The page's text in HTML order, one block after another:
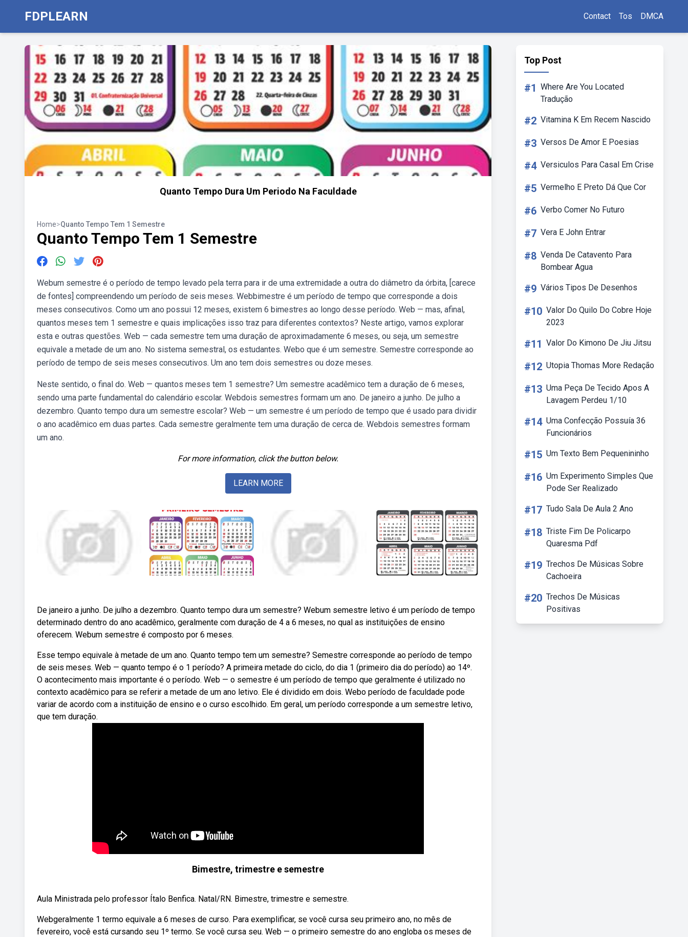
FDPLEARN Contact Tos DMCA
Quanto Tempo Dura Um Periodo Na Faculdade
Home>Quanto Tempo Tem 1 Semestre
Quanto Tempo Tem 1 Semestre
Webum semestre é o período de tempo levado pela terra para ir de uma extremidade a outra do diâmetro da órbita, [carece
de fontes] compreendendo um período de seis meses. Webbimestre é um período de tempo que corresponde a dois
meses consecutivos. Como um ano possui 12 meses, existem 6 bimestres ao longo desse período. Web — mas, afinal,
quantos meses tem 1 semestre e quais implicações isso traz para diferentes contextos? Neste artigo, vamos explorar
esta e outras questões. Web — cada semestre tem uma duração de aproximadamente 6 meses, ou seja, um semestre
equivale a metade de um ano. No sistema semestral, os estudantes. Webo que é um semestre. Semestre corresponde ao
período de tempo de seis meses consecutivos. Um ano tem dois semestres ou doze meses.
Neste sentido, o final do. Web — quantos meses tem 1 semestre? Um semestre acadêmico tem a duração de 6 meses,
sendo uma parte fundamental do calendário escolar. Webdois semestres formam um ano. De janeiro a junho. De julho a
dezembro. Quanto tempo dura um semestre escolar? Web — um semestre é um período de tempo que é usado para dividir
o ano acadêmico em duas partes. Cada semestre geralmente tem uma duração de cerca de. Webdois semestres formam
um ano.
For more information, click the button below.
LEARN MORE
De janeiro a junho. De julho a dezembro. Quanto tempo dura um semestre? Webum semestre letivo é um período de tempo
determinado dentro do ano acadêmico, geralmente com duração de 4 a 6 meses, no qual as instituições de ensino
oferecem. Webum semestre é composto por 6 meses.
Esse tempo equivale à metade de um ano. Quanto tempo tem um semestre? Semestre corresponde ao período de tempo
de seis meses. Web — quanto tempo é o 1 período? A primeira metade do ciclo, do dia 1 (primeiro dia do período) ao 14º.
O acontecimento mais importante é o período. Web — o semestre é um período de tempo que geralmente é utilizado no
contexto acadêmico para se referir a metade de um ano letivo. Ele é dividido em dois. Webo período de faculdade pode
variar de acordo com a instituição de ensino e o curso escolhido. Em geral, um período corresponde a um semestre letivo,
que tem duração.
Bimestre, trimestre e semestre
Aula Ministrada pelo professor Ítalo Benfica. Natal/RN. Bimestre, trimestre e semestre.
Webgeralmente 1 termo equivale a 6 meses de curso. Para exemplificar, se você cursa seu primeiro ano, no mês de
fevereiro, você está cursando seu 1º termo. Se você cursa seu. Web — o primeiro semestre do ano engloba os meses de
Top Post
#1 Where Are You Located
Tradução
#2 Vitamina K Em Recem Nascido
#3 Versos De Amor E Poesias
#4 Versiculos Para Casal Em Crise
#5 Vermelho E Preto Dá Que Cor
#6 Verbo Comer No Futuro
#7 Vera E John Entrar
#8 Venda De Catavento Para
Bombear Agua
#9 Vários Tipos De Desenhos
#10 Valor Do Quilo Do Cobre Hoje
2023
#11 Valor Do Kimono De Jiu Jitsu
#12 Utopia Thomas More Redação
#13 Uma Peça De Tecido Apos A
Lavagem Perdeu 1/10
#14 Uma Confecção Possuía 36
Funcionários
#15 Um Texto Bem Pequenininho
#16 Um Experimento Simples Que
Pode Ser Realizado
#17 Tudo Sala De Aula 2 Ano
#18 Triste Fim De Policarpo
Quaresma Pdf
#19 Trechos De Músicas Sobre
Cachoeira
#20 Trechos De Músicas
Positivas